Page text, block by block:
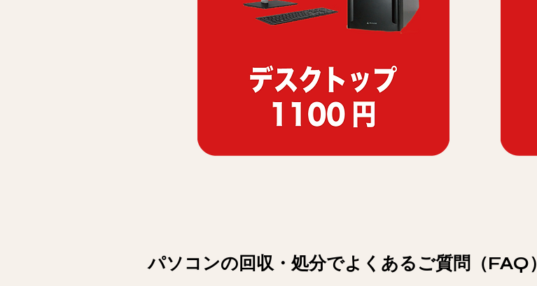
パソコンの回収・処分でよくあるご質問（FAQ）